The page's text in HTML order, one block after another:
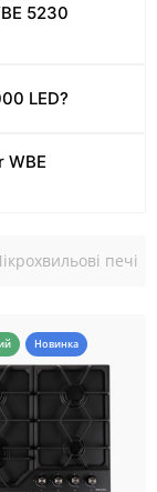
5230
LED?
WBE
печі
Новинка